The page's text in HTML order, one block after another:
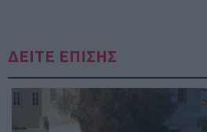
ΔΕΙΤΕ ΕΠΙΣΗΣ